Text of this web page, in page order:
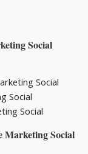
Social
Social
Social
Social
Marketing Social